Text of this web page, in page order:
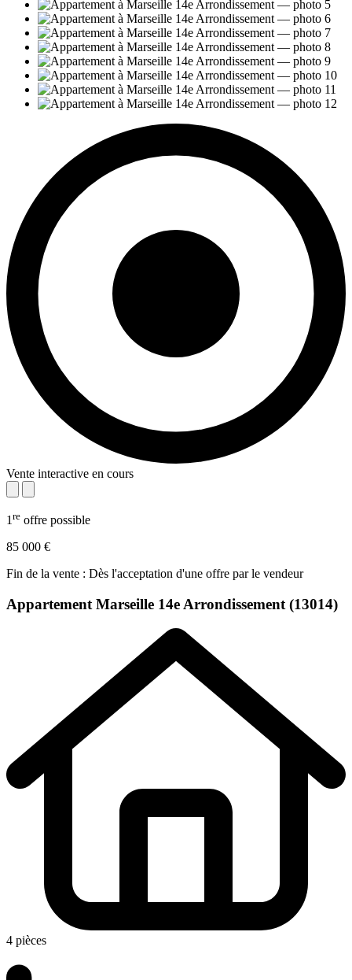
Vente interactive en cours
1 re offre possible
85 000 €
Fin de la vente : Dès l'acceptation d'une offre par le vendeur
Appartement Marseille 14e Arrondissement (13014)
4 pièces